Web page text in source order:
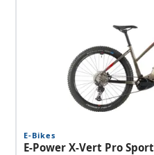
E-Bikes
E-Power X-Vert Pro Sport